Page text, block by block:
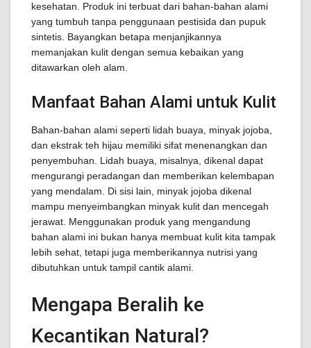
kesehatan. Produk ini terbuat dari bahan-bahan alami
yang tumbuh tanpa penggunaan pestisida dan pupuk
sintetis. Bayangkan betapa menjanjikannya
memanjakan kulit dengan semua kebaikan yang
ditawarkan oleh alam.
Manfaat Bahan Alami untuk Kulit
Bahan-bahan alami seperti lidah buaya, minyak jojoba,
dan ekstrak teh hijau memiliki sifat menenangkan dan
penyembuhan. Lidah buaya, misalnya, dikenal dapat
mengurangi peradangan dan memberikan kelembapan
yang mendalam. Di sisi lain, minyak jojoba dikenal
mampu menyeimbangkan minyak kulit dan mencegah
jerawat. Menggunakan produk yang mengandung
bahan alami ini bukan hanya membuat kulit kita tampak
lebih sehat, tetapi juga memberikannya nutrisi yang
dibutuhkan untuk tampil cantik alami.
Mengapa Beralih ke
Kecantikan Natural?